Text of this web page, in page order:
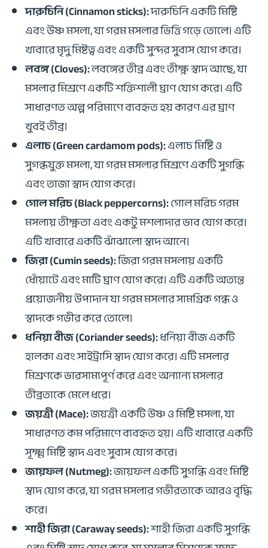
দারুচিনি (Cinnamon sticks):দারুচিনি একটি মিষ্টি
এবং উষ্ণ মসলা, যা গরম মসলার ভিত্তি গড়ে তোলে। এটি
খাবারে মৃদু মিষ্টত্ব এবং একটি সুন্দর সুবাস যোগ করে।
লবঙ্গ (Cloves):লবঙ্গের তীব্র এবং তীক্ষ্ণ স্বাদ আছে, যা
মসলার মিশ্রণে একটি শক্তিশালী ঘ্রাণ যোগ করে। এটি
সাধারণত অল্প পরিমাণে ব্যবহৃত হয় কারণ এর ঘ্রাণ
খুবই তীব্র।
এলাচ (Green cardamom pods):এলাচ মিষ্টি ও
সুগন্ধযুক্ত মসলা, যা গরম মসলার মিশ্রণে একটি সুগন্ধি
এবং তাজা স্বাদ যোগ করে।
গোল মরিচ (Black peppercorns):গোল মরিচ গরম
মসলায় তীক্ষ্ণতা এবং একটু মশলাদার ভাব যোগ করে।
এটি খাবারে একটি ঝাঁঝালো স্বাদ আনে।
জিরা (Cumin seeds):জিরা গরম মসলায় একটি
ধোঁয়াটে এবং মাটি ঘ্রাণ যোগ করে। এটি একটি অত্যন্ত
প্রয়োজনীয় উপাদান যা গরম মসলার সামগ্রিক গন্ধ ও
স্বাদকে গভীর করে তোলে।
ধনিয়া বীজ (Coriander seeds):ধনিয়া বীজ একটি
হালকা এবং সাইট্রাসি স্বাদ যোগ করে। এটি মসলার
মিশ্রণকে ভারসাম্যপূর্ণ করে এবং অন্যান্য মসলার
তীব্রতাকে মেলে ধরে।
জয়ত্রী (Mace):জয়ত্রী একটি উষ্ণ ও মিষ্টি মসলা, যা
সাধারণত কম পরিমাণে ব্যবহৃত হয়। এটি খাবারে একটি
সূক্ষ্ম মিষ্টি স্বাদ এবং সুবাস যোগ করে।
জায়ফল (Nutmeg):জায়ফল একটি সুগন্ধি এবং মিষ্টি
স্বাদ যোগ করে, যা গরম মসলার গভীরতাকে আরও বৃদ্ধি
করে।
শাহী জিরা (Caraway seeds):শাহী জিরা একটি সুগন্ধি